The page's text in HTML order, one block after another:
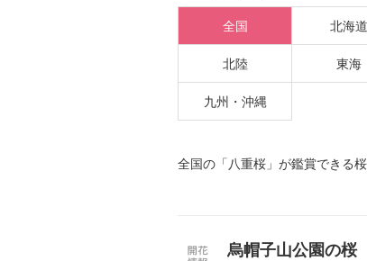
全国 北海道
北陸 東海
九州・沖縄
全国の「八重桜」が鑑賞できる
烏帽子山公園の桜